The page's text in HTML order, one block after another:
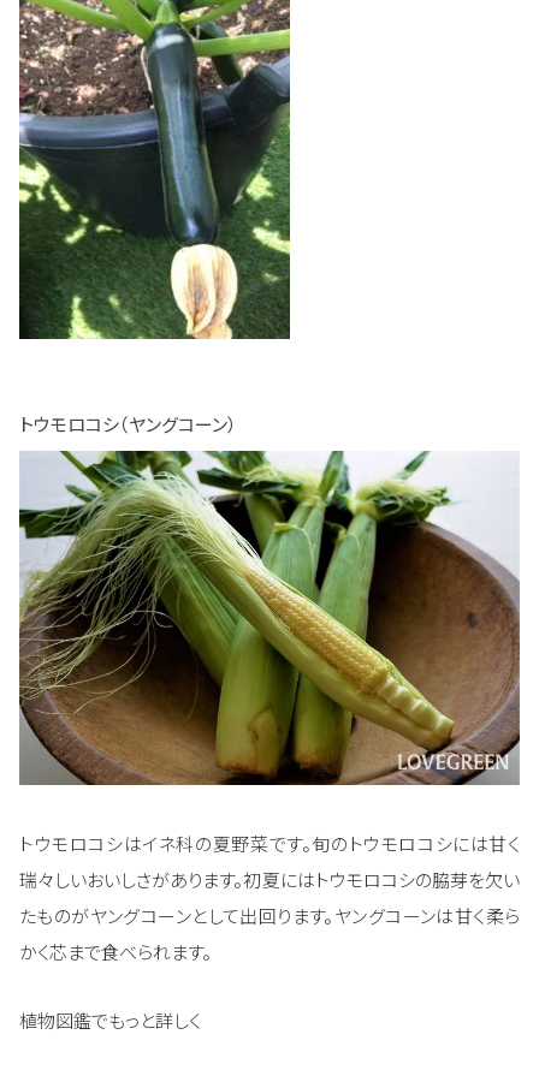
トウモロコシ（ヤングコーン）
トウモロコシはイネ科の夏野菜です。旬のトウモロコシには甘く
瑞々しいおいしさがあります。初夏にはトウモロコシの脇芽を欠い
たものがヤングコーンとして出回ります。ヤングコーンは甘く柔ら
かく芯まで食べられます。
植物図鑑でもっと詳しく